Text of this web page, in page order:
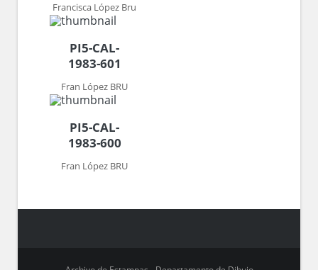
Francisca López Bru
PI5-CAL-
1983-601
Fran López BRU
PI5-CAL-
1983-600
Fran López BRU